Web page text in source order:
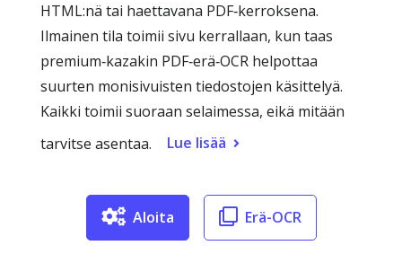
HTML:nä tai haettavana PDF‑kerroksena.
Ilmainen tila toimii sivu kerrallaan, kun taas
premium‑kazakin PDF‑erä‑OCR helpottaa
suurten monisivuisten tiedostojen käsittelyä.
Kaikki toimii suoraan selaimessa, eikä mitään
tarvitse asentaa.
Lue lisää
Aloita Erä-OCR